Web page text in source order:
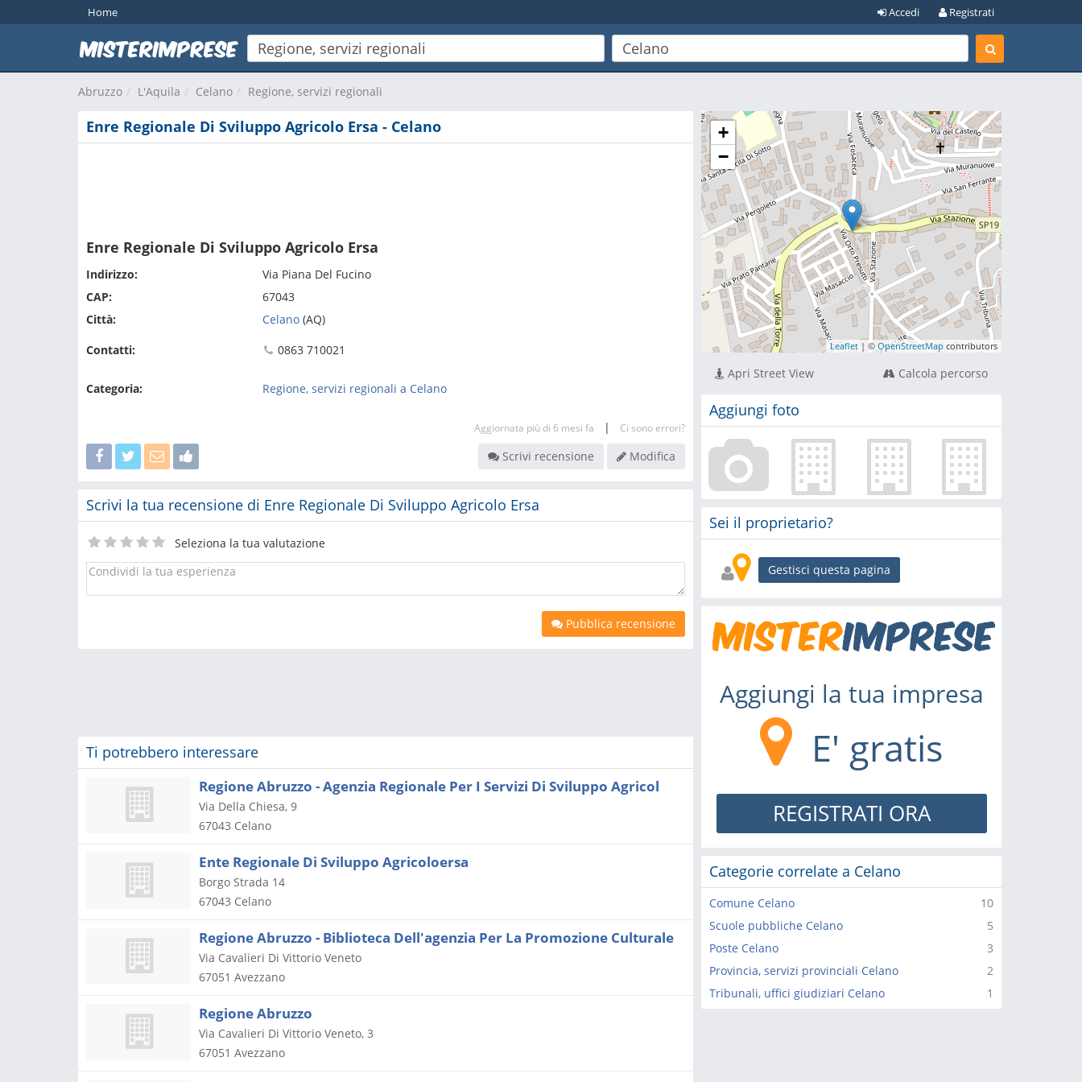
Home Registrati
Accedi
Abruzzo L'Aquila Celano Regione, servizi regionali
Enre Regionale Di Sviluppo Agricolo Ersa - Celano
Enre Regionale Di Sviluppo Agricolo Ersa
Indirizzo:
Via Piana Del Fucino
CAP:
67043
Città:
Celano(AQ)
Contatti:
0863 710021
Categoria: Regione, servizi regionali a Celano
Aggiornata più di 6 mesi fa | Ci sono errori?
Scrivi recensione Modifica
Scrivi la tua recensione di Enre Regionale Di Sviluppo Agricolo Ersa
Seleziona la tua valutazione
Pubblica recensione
Ti potrebbero interessare
Regione Abruzzo - Agenzia Regionale Per I Servizi Di Sviluppo Agricol
Via Della Chiesa, 9
67043 Celano
Ente Regionale Di Sviluppo Agricoloersa
Borgo Strada 14
67043 Celano
Regione Abruzzo - Biblioteca Dell'agenzia Per La Promozione Culturale
Via Cavalieri Di Vittorio Veneto
67051 Avezzano
Regione Abruzzo
Via Cavalieri Di Vittorio Veneto, 3
67051 Avezzano
+
−
Leaflet | ©OpenStreetMap contributors
Apri Street View Calcola percorso
Aggiungi foto
Sei il proprietario?
Gestisci questa pagina
Aggiungi la tua impresa
E' gratis
REGISTRATI ORA
Categorie correlate a Celano
10
Comune Celano
5
Scuole pubbliche Celano
3
Poste Celano
2
Provincia, servizi provinciali Celano
1
Tribunali, uffici giudiziari Celano